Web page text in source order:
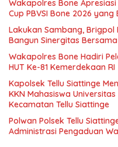
Wakapolres Bone
Cup PBVSI Bone 2026
Lakukan Sambang,
Bangun Sinergitas
Wakapolres Bone Hadiri
HUT Ke-81 Kemerdekaan RI
Kapolsek Tellu Siattinge
KKN Mahasiswa
Kecamatan Tellu Siattinge
Polwan Polsek Tellu
Administrasi Pengaduan